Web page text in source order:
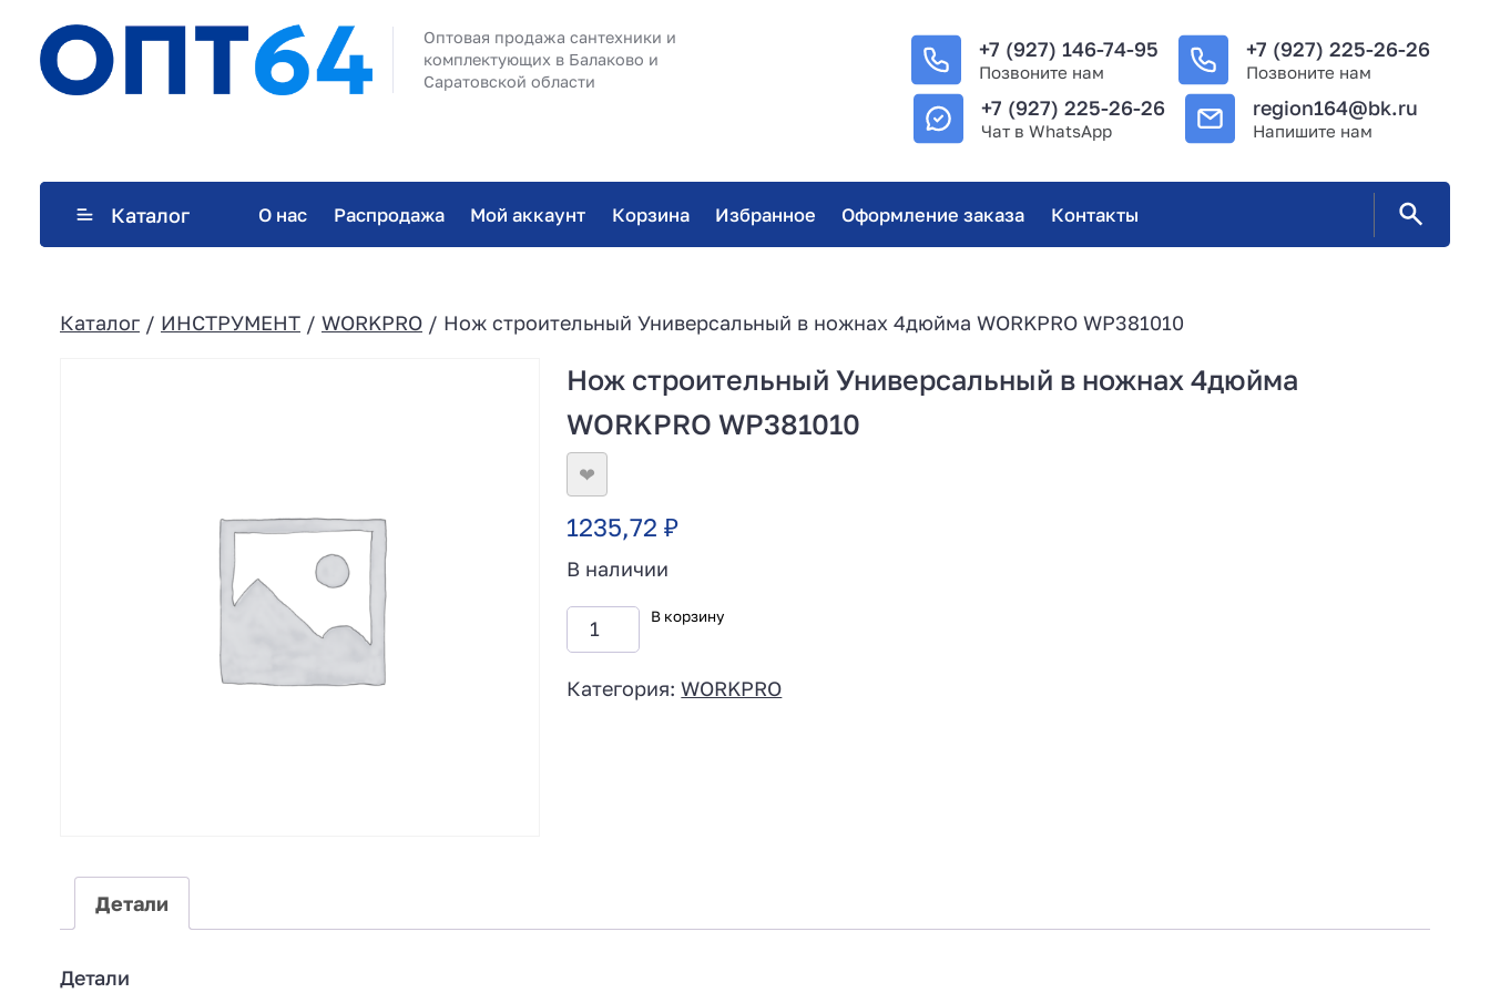
Оптовая продажа сантехники и
комплектующих в Балаково и
Саратовской области
+7 (927) 146-74-95
Позвоните нам
+7 (927) 225-26-26
Позвоните нам
+7 (927) 225-26-26
Чат в WhatsApp
region164@bk.ru
Напишите нам
Каталог О нас Распродажа Мой аккаунт Корзина Избранное Оформление заказа Контакты
Каталог / ИНСТРУМЕНТ / WORKPRO / Нож строительный Универсальный в ножнах 4дюйма WORKPRO WP381010
Нож строительный Универсальный в ножнах 4дюйма
WORKPRO WP381010
❤
1235,72₽
В наличии
В корзину
Категория:WORKPRO
Детали
Детали